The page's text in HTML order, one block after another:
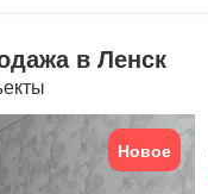
в Ленск
Новое